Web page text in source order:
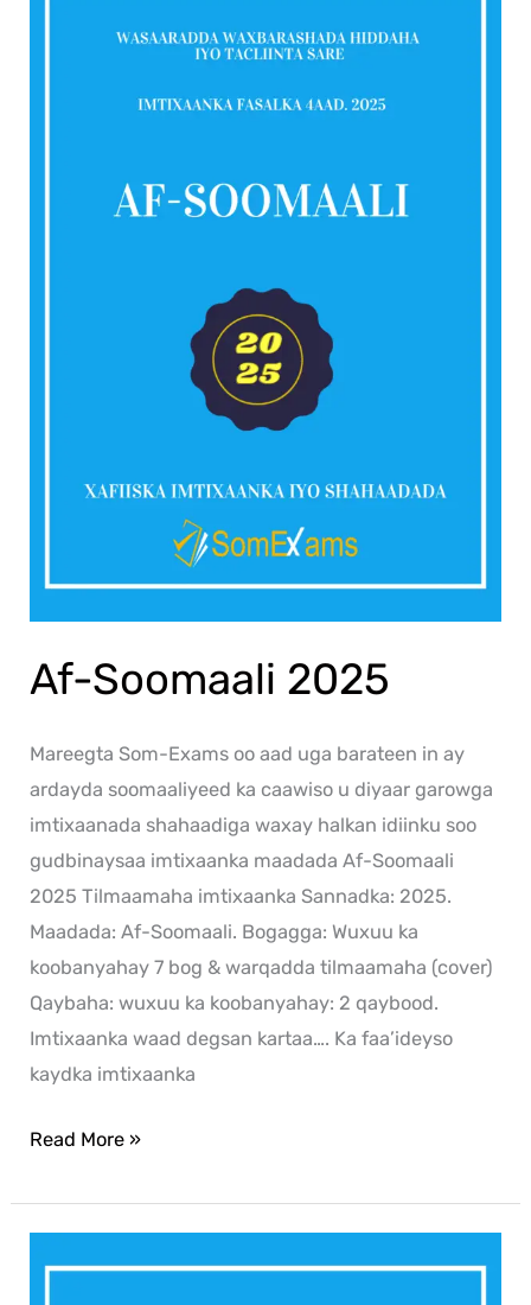
Af-Soomaali 2025
Mareegta Som-Exams oo aad uga barateen in ay
ardayda soomaaliyeed ka caawiso u diyaar garowga
imtixaanada shahaadiga waxay halkan idiinku soo
gudbinaysaa imtixaanka maadada Af-Soomaali
2025 Tilmaamaha imtixaanka Sannadka: 2025.
Maadada: Af-Soomaali. Bogagga: Wuxuu ka
koobanyahay 7 bog & warqadda tilmaamaha (cover)
Qaybaha: wuxuu ka koobanyahay: 2 qaybood.
Imtixaanka waad degsan kartaa…. Ka faa’ideyso
kaydka imtixaanka
Read More »